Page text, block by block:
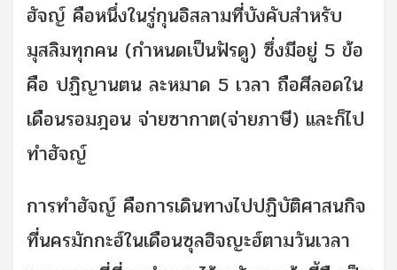
ฮัจญ์ คือหนึ่งในรู่กุนอิสลามที่บังคับสำหรับ
มุสลิมทุกคน (กำหนดเป็นฟัรดู) ซึ่งมีอยู่ 5 ข้อ
คือ ปฏิญานตน ละหมาด 5 เวลา ถือศีลอดใน
เดือนรอมฎอน จ่ายซากาต(จ่ายภาษี) และก็ไป
ทำฮัจญ์
การทำฮัจญ์ คือการเดินทางไปปฏิบัติศาสนกิจ
ที่นครมักกะฮ์ในเดือนซุลฮิจญะฮ์ตามวันเวลา